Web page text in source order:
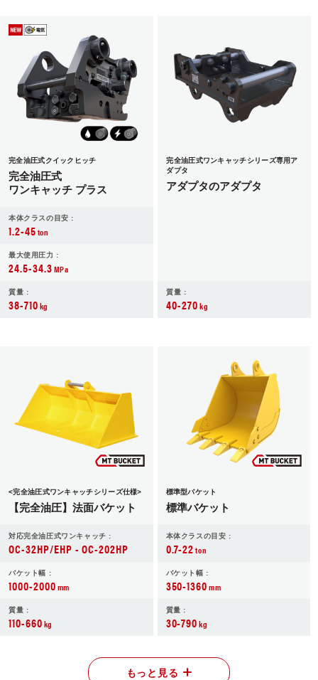
完全油圧式クイックヒッチ
完全油圧式
ワンキャッチ プラス
本体クラスの目安 :
1.2-45ton
最大使用圧力 :
24.5-34.3MPa
質量 :
38-710kg
完全油圧式ワンキャッチシリーズ専用ア
ダプタ
アダプタのアダプタ
質量 :
40-270kg
<完全油圧式ワンキャッチシリーズ仕様>
【完全油圧】法面バケット
対応完全油圧式ワンキャッチ :
OC-32HP/EHP - OC-202HP
バケット幅 :
1000-2000mm
質量 :
110-660kg
標準型バケット
標準バケット
本体クラスの目安 :
0.7-22ton
バケット幅 :
350-1360mm
質量 :
30-790kg
もっと見る